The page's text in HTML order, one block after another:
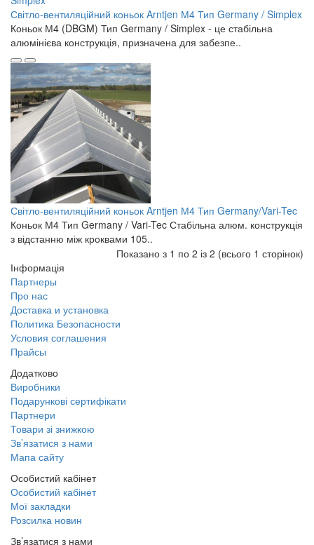
Світло-вентиляційний коньок Arntjen М4 Тип Germany / Simplex
Коньок М4 (DBGM) Тип Germany / Simplex - це стабільна
алюмінієва конструкція, призначена для забезпе..
Світло-вентиляційний коньок Arntjen М4 Тип Germany/Vari-Tec
Коньок М4 Тип Germany / Vari-Tec Стабільна алюм. конструкція
з відстанню між кроквами 105..
Показано з 1 по 2 із 2 (всього 1 сторінок)
Інформація
Партнеры
Про нас
Доставка и установка
Политика Безопасности
Условия соглашения
Прайсы
Додатково
Виробники
Подарункові сертифікати
Партнери
Товари зі знижкою
Зв’язатися з нами
Мапа сайту
Особистий кабінет
Особистий кабінет
Мої закладки
Розсилка новин
Зв’язатися з нами